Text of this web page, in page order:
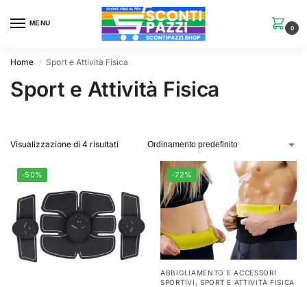
MENU
0
Home / Sport e Attività Fisica
Sport e Attività Fisica
Visualizzazione di 4 risultati
-50% -72%
ABBIGLIAMENTO E ACCESSORI
SPORTIVI ,SPORT E ATTIVITÀ FISICA